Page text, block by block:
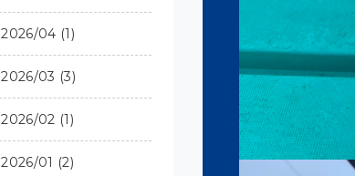
2026/04 (1)
2026/03 (3)
2026/02 (1)
2026/01 (2)